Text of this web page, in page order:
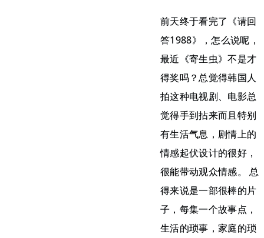
前天终于看完了《请回
答1988》，怎么说呢，
最近《寄生虫》不是才
得奖吗？总觉得韩国人
拍这种电视剧、电影总
觉得手到拈来而且特别
有生活气息，剧情上的
情感起伏设计的很好，
很能带动观众情感。 总
得来说是一部很棒的片
子，每集一个故事点，
生活的琐事，家庭的琐